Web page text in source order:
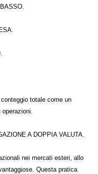
totale come un
operazioni.
A DOPPIA VALUTA.
nei mercati esteri, allo
Questa pratica